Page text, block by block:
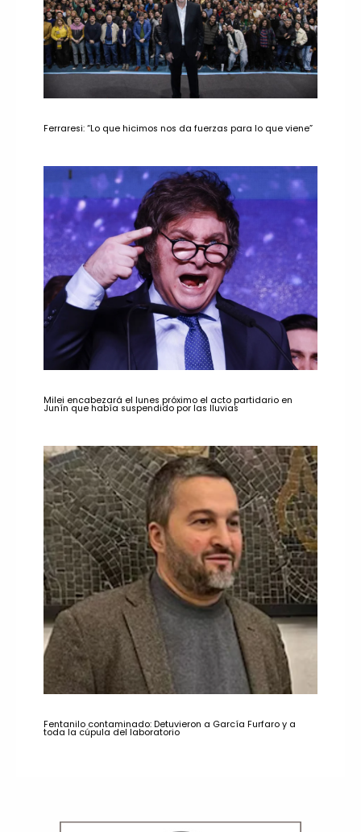
Ferraresi: “Lo que hicimos nos da fuerzas para lo que viene”
Milei encabezará el lunes próximo el acto partidario en
Junín que había suspendido por las lluvias
Fentanilo contaminado: Detuvieron a García Furfaro y a
toda la cúpula del laboratorio